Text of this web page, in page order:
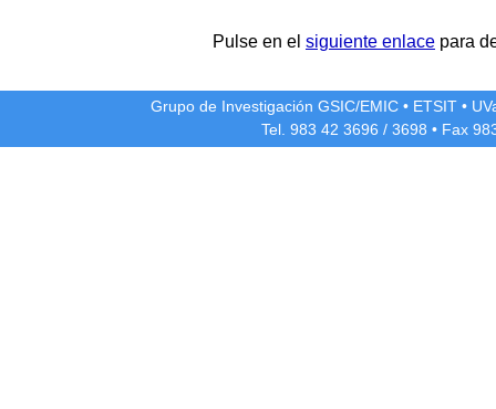
Pulse en el siguiente enlace para
Grupo de Investigación GSIC/EMIC • ETSIT •
Tel. 983 42 3696 / 3698 • Fax